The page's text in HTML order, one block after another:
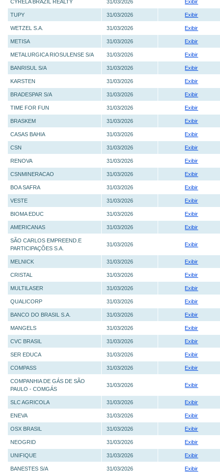
CYRELA BRAZIL REALTY 31/03/2026 Exibir
TUPY 31/03/2026 Exibir
WETZEL S.A. 31/03/2026 Exibir
METISA 31/03/2026 Exibir
METALURGICA RIOSULENSE S/A 31/03/2026 Exibir
BANRISUL S/A 31/03/2026 Exibir
KARSTEN 31/03/2026 Exibir
BRADESPAR S/A 31/03/2026 Exibir
TIME FOR FUN 31/03/2026 Exibir
BRASKEM 31/03/2026 Exibir
CASAS BAHIA 31/03/2026 Exibir
CSN 31/03/2026 Exibir
RENOVA 31/03/2026 Exibir
CSNMINERACAO 31/03/2026 Exibir
BOA SAFRA 31/03/2026 Exibir
VESTE 31/03/2026 Exibir
BIOMA EDUC 31/03/2026 Exibir
AMERICANAS 31/03/2026 Exibir
SÃO CARLOS EMPREEND.E
PARTICIPAÇÕES S.A.
31/03/2026 Exibir
MELNICK 31/03/2026 Exibir
CRISTAL 31/03/2026 Exibir
MULTILASER 31/03/2026 Exibir
QUALICORP 31/03/2026 Exibir
BANCO DO BRASIL S.A. 31/03/2026 Exibir
MANGELS 31/03/2026 Exibir
CVC BRASIL 31/03/2026 Exibir
SER EDUCA 31/03/2026 Exibir
COMPASS 31/03/2026 Exibir
COMPANHIA DE GÁS DE SÃO
PAULO - COMGÁS
31/03/2026 Exibir
SLC AGRICOLA 31/03/2026 Exibir
ENEVA 31/03/2026 Exibir
OSX BRASIL 31/03/2026 Exibir
NEOGRID 31/03/2026 Exibir
UNIFIQUE 31/03/2026 Exibir
BANESTES S/A 31/03/2026 Exibir